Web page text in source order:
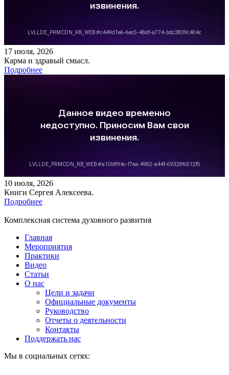
17 июля, 2026
Карма и здравый смысл.
Подробнее
10 июля, 2026
Книги Сергея Алексеева.
Подробнее
Комплексная система духовного развития
Главная
Мероприятия
Практики
Видео
Статьи
О нас
Цели и задачи
Официальные документы
Руководство
Отчеты о деятельности
Контакты
Поддержать нас
Мы в социальных сетях: